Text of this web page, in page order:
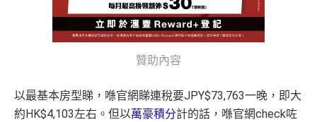
贊助內容
以最基本房型睇，喺官網睇連稅要JPY$73,763一晚，即大
約HK$4,103左右。但以萬豪積分計的話，喺官網check咗